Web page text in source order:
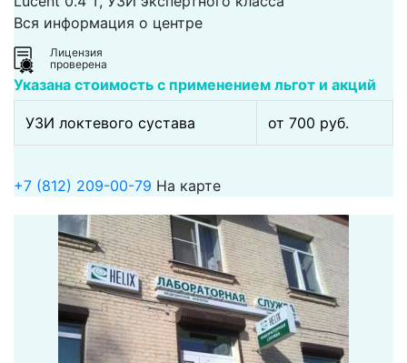
Вся информация о центре
Лицензия
проверена
Указана стоимость с применением льгот и акций
УЗИ локтевого сустава от 700 pуб.
+7 (812) 209-00-79 На карте